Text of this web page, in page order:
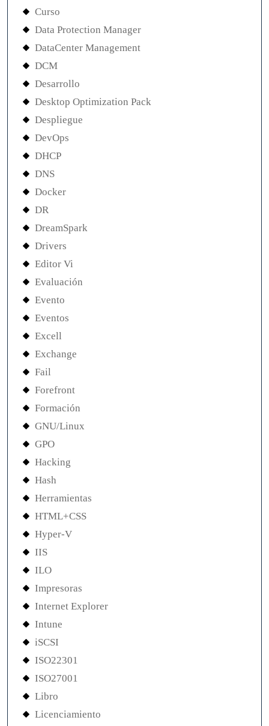
Curso
Data Protection Manager
DataCenter Management
DCM
Desarrollo
Desktop Optimization Pack
Despliegue
DevOps
DHCP
DNS
Docker
DR
DreamSpark
Drivers
Editor Vi
Evaluación
Evento
Eventos
Excell
Exchange
Fail
Forefront
Formación
GNU/Linux
GPO
Hacking
Hash
Herramientas
HTML+CSS
Hyper-V
IIS
ILO
Impresoras
Internet Explorer
Intune
iSCSI
ISO22301
ISO27001
Libro
Licenciamiento